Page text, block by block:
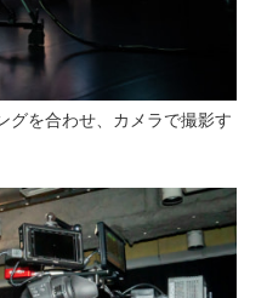
グを合わせ、カメラで撮影す